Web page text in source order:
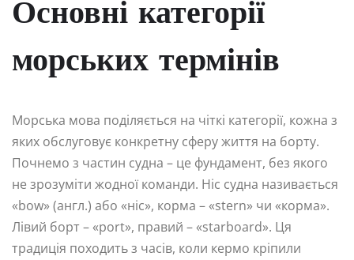
Основні категорії
морських термінів
Морська мова поділяється на чіткі категорії, кожна з
яких обслуговує конкретну сферу життя на борту.
Почнемо з частин судна – це фундамент, без якого
не зрозуміти жодної команди. Ніс судна називається
«bow» (англ.) або «ніс», корма – «stern» чи «корма».
Лівий борт – «port», правий – «starboard». Ця
традиція походить з часів, коли кермо кріпили